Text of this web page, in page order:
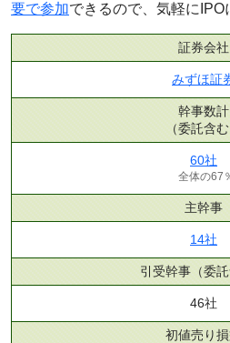
要で参加できるので、気軽にIPO
証券会社
みずほ証
幹事数計
（委託含む
60社
全体の67
主幹事
14社
引受幹事 （委
46社
初値売り